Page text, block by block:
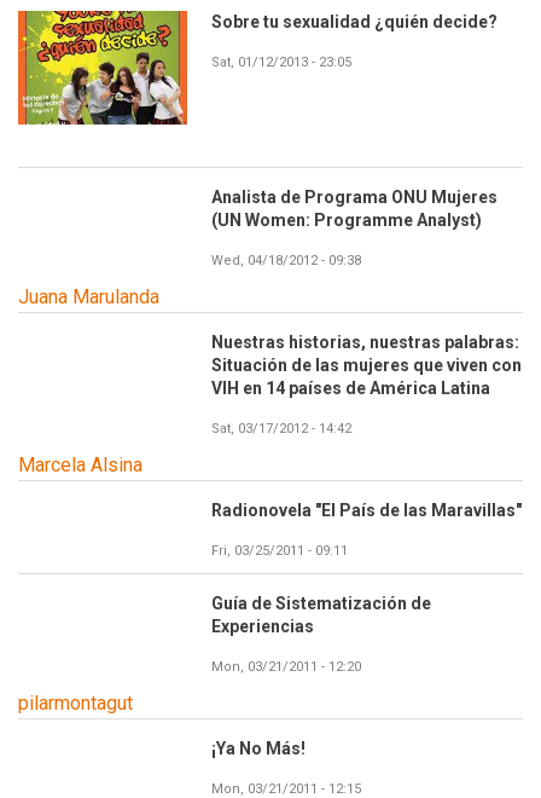
Sobre tu sexualidad ¿quién decide?
Sat, 01/12/2013 - 23:05
Analista de Programa ONU Mujeres
(UN Women: Programme Analyst)
Wed, 04/18/2012 - 09:38
Juana Marulanda
Nuestras historias, nuestras palabras:
Situación de las mujeres que viven con
VIH en 14 países de América Latina
Sat, 03/17/2012 - 14:42
Marcela Alsina
Radionovela "El País de las Maravillas"
Fri, 03/25/2011 - 09:11
Guía de Sistematización de
Experiencias
Mon, 03/21/2011 - 12:20
pilarmontagut
¡Ya No Más!
Mon, 03/21/2011 - 12:15